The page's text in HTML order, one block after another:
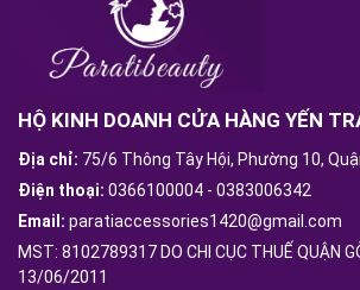
HỘ KINH DOANH CỬA HÀNG YẾN
Địa chỉ: 75/6 Thông Tây Hội, Phường 10,
Điện thoại: 0366100004 - 0383006342
Email: paratiaccessories1420@gmail.com
MST: 8102789317 DO CHI CỤC THUẾ QUẬN
13/06/2011